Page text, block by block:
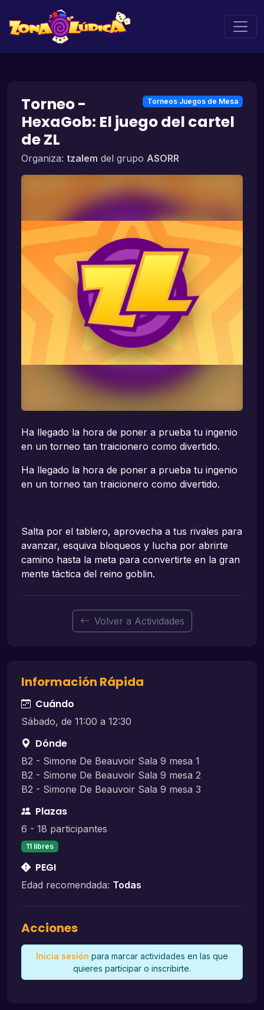
Torneos Juegos de Mesa
Torneo -
HexaGob: El juego del cartel
de ZL
Organiza: tzalem del grupo ASORR
Ha llegado la hora de poner a prueba tu ingenio
en un torneo tan traicionero como divertido.
Ha llegado la hora de poner a prueba tu ingenio
en un torneo tan traicionero como divertido.
Salta por el tablero, aprovecha a tus rivales para
avanzar, esquiva bloqueos y lucha por abrirte
camino hasta la meta para convertirte en la gran
mente táctica del reino goblin.
Volver a Actividades
Información Rápida
Cuándo
Sábado, de 11:00 a 12:30
Dónde
B2 - Simone De Beauvoir Sala 9 mesa 1
B2 - Simone De Beauvoir Sala 9 mesa 2
B2 - Simone De Beauvoir Sala 9 mesa 3
Plazas
6 - 18 participantes
11 libres
PEGI
Edad recomendada: Todas
Acciones
Inicia sesión para marcar actividades en las que
quieres participar o inscribirte.